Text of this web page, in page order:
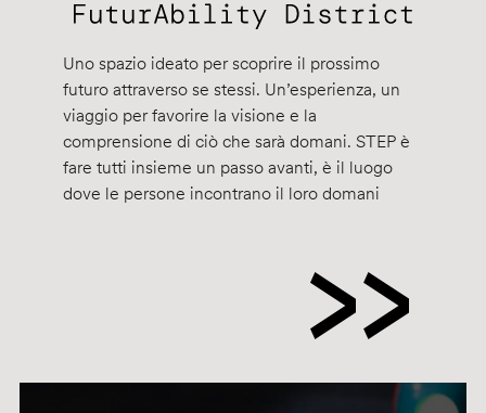
Uno spazio ideato per scoprire il prossimo
futuro attraverso se stessi. Un’esperienza, un
viaggio per favorire la visione e la
comprensione di ciò che sarà domani. STEP è
fare tutti insieme un passo avanti, è il luogo
dove le persone incontrano il loro domani